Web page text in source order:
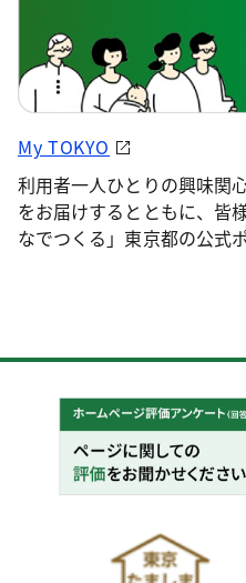
My TOKYO
利用者一人ひとりの興味関
をお届けするとともに、皆
なでつくる」東京都の公式